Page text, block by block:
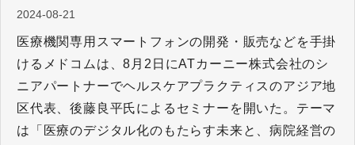
2024-08-21
医療機関専用スマートフォンの開発・販売などを⼿掛
けるメドコムは、8月2日にATカーニー株式会社のシ
ニアパートナーでヘルスケアプラクティスのアジア地
区代表、後藤良平氏によるセミナーを開いた。テーマ
は「医療のデジタル化のもたらす未来と、病院経営の